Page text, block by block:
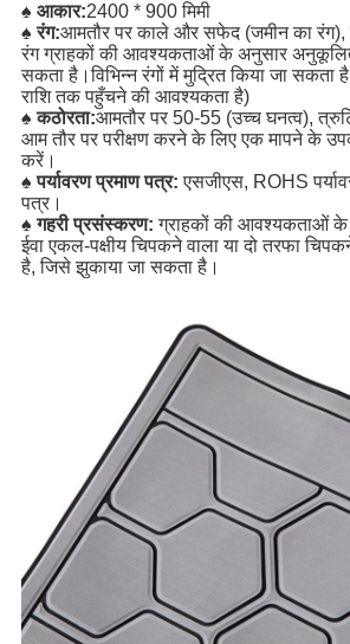
♠ आकार:2400 * 900 मिमी
♠ रंग:आमतौर पर काले और सफेद (जमीन का रंग),
रंग ग्राहकों की आवश्यकताओं के अनुसार
सकता है।विभिन्न रंगों में मुद्रित किया जा सकता
राशि तक पहुँचने की आवश्यकता है)
♠ कठोरता:आमतौर पर 50-55 (उच्च घनत्व),
आम तौर पर परीक्षण करने के लिए एक मापने के
करें।
♠ पर्यावरण प्रमाण पत्र: एसजीएस, ROHS
पत्र।
♠ गहरी प्रसंस्करण:ग्राहकों की आवश्यकताओं के
ईवा एकल-पक्षीय चिपकने वाला या दो तरफा
है, जिसे झुकाया जा सकता है।